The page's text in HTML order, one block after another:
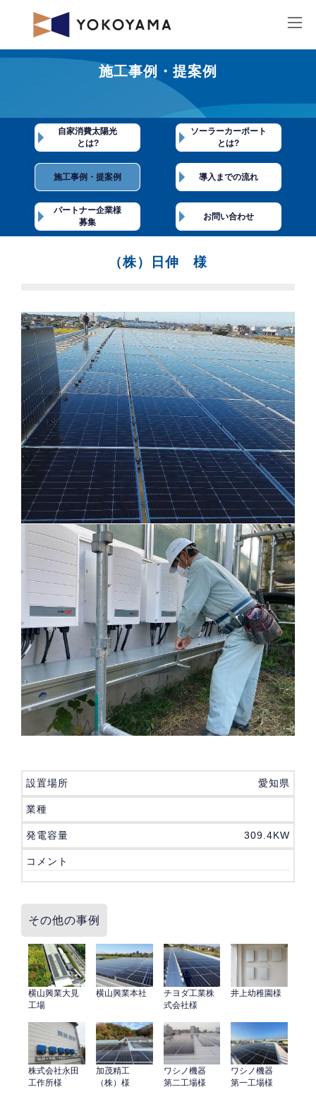
（株）日伸 様
日
時
:
施工事例・提案例
自家消費太陽光
とは?
ソーラーカーポート
とは?
施工事例・提案例 導入までの流れ
パートナー企業様
募集
お問い合わせ
（株）日伸 様
設置場所 愛知県
業種
発電容量 309.4KW
コメント
その他の事例
横山興業大見
工場
横山興業本社
チヨダ工業株
式会社様
井上幼稚園様
株式会社永田
工作所様
加茂精工
（株）様
ワシノ機器
第二工場様
ワシノ機器
第一工場様